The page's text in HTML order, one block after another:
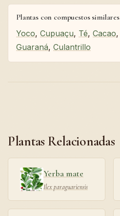
Plantas con compuestos similares
Yoco, Cupuaçu, Té, Cacao,
Guaraná, Culantrillo
Plantas Relacionadas
Yerba mate
Ilex paraguariensis